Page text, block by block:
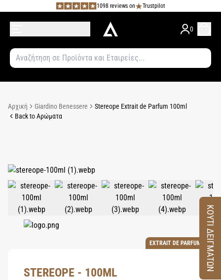
1098 reviews on Trustpilot
0
Αρχική Giardino Benessere
Stereope Extrait de Parfum 100ml
Back to Αρώματα
EXTRAIT DE PARFUM
STEREOPE - 100ML
ΚΟΥΤΙ ΔΕΙΓΜΑΤΩΝ